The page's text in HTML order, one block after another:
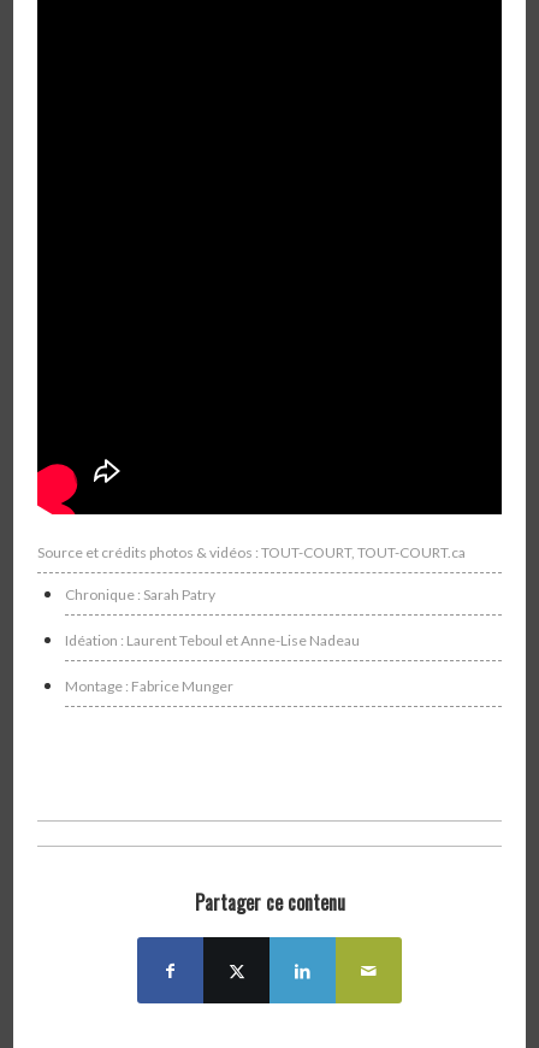
Source et crédits photos & vidéos : TOUT-COURT, TOUT-COURT.ca
Chronique : Sarah Patry
Idéation : Laurent Teboul et Anne-Lise Nadeau
Montage : Fabrice Munger
Partager ce contenu